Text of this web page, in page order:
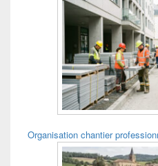
Organisation chantier